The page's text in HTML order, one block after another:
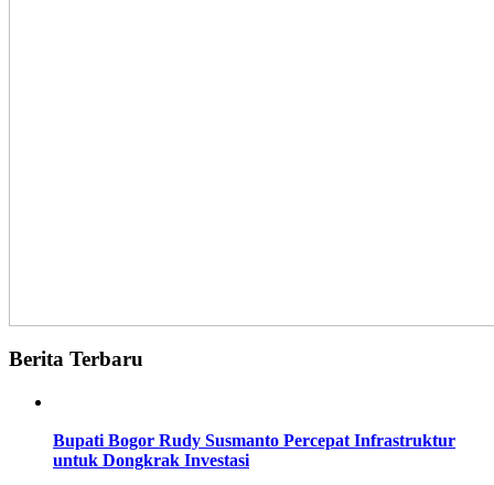
Berita Terbaru
Bupati Bogor Rudy Susmanto Percepat Infrastruktur
untuk Dongkrak Investasi